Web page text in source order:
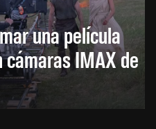
una película
IMAX de